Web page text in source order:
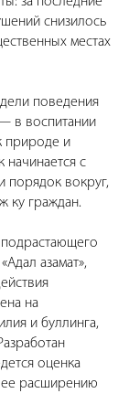
снизилось
местах
поведения
— в воспитании
природе и
с
порядок вокруг,
ку граждан.
азамат»,
на
и буллинга,
оценка
ее расширению